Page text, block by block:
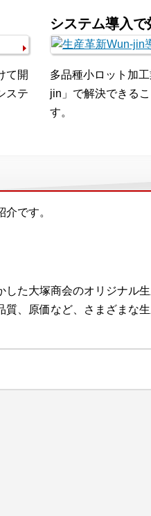
て開
ステ
システム導入
多品種小ロット加
jin」で解決できる
す。
です。
した大塚商会のオリジナル
、原価など、さまざまな